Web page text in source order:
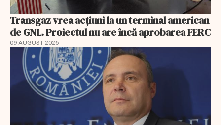
Transgaz vrea acțiuni la un terminal american
de GNL. Proiectul nu are încă aprobarea FERC
09 AUGUST 2026